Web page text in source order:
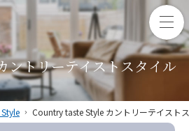
ントリーテイストスタイル
Style Country taste Style カントリーテイスト